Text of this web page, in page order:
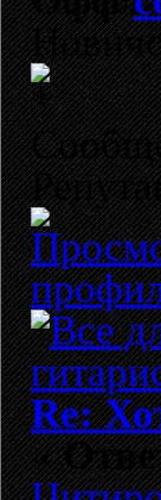
Re:
«